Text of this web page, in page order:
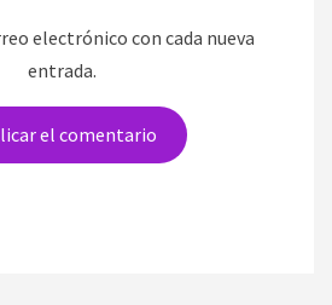
electrónico con cada nueva
entrada.